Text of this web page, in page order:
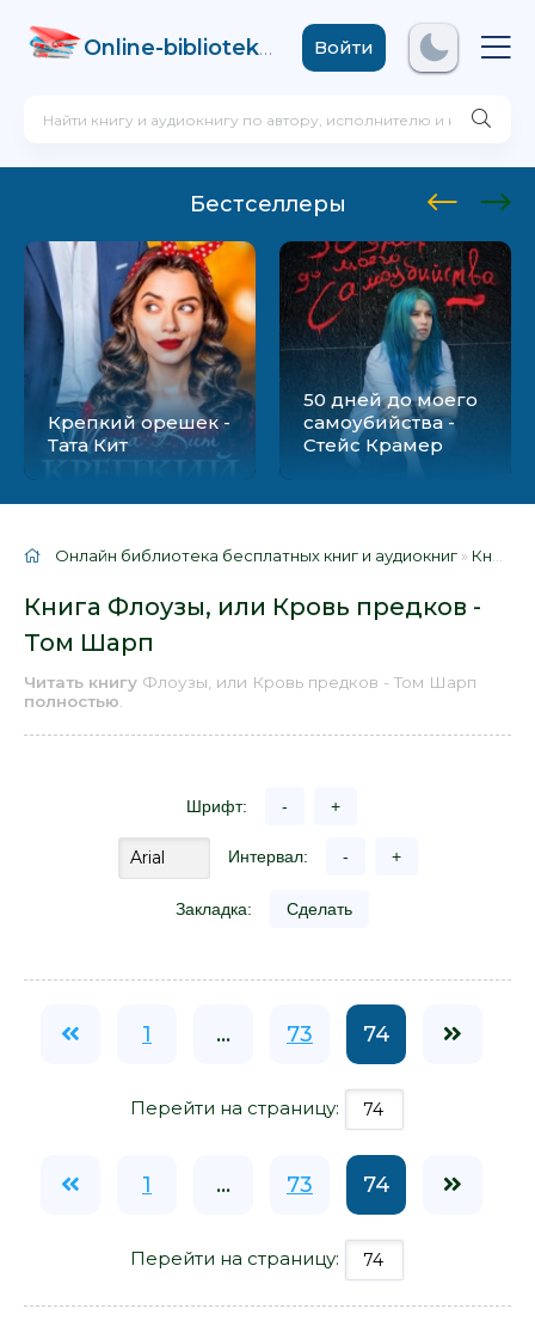
Online-biblioteka .comВойти
Бестселлеры
Крепкий орешек -
Тата Кит
50 дней до моего
самоубийства -
Стейс Крамер
Онлайн библиотека бесплатных книг и аудиокниг » Книги
Книга Флоузы, или Кровь предков -
Том Шарп
Читать книгу Флоузы, или Кровь предков - Том Шарп
полностью
Шрифт: - +
Интервал: - +
Закладка: Сделать
1 ... 73 74
Перейти на страницу:
1 ... 73 74
Перейти на страницу: